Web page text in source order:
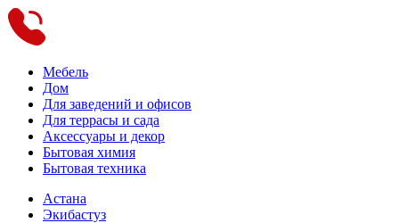
Мебель
Дом
Для заведений и офисов
Для террасы и сада
Аксессуары и декор
Бытовая химия
Бытовая техника
Астана
Экибастуз